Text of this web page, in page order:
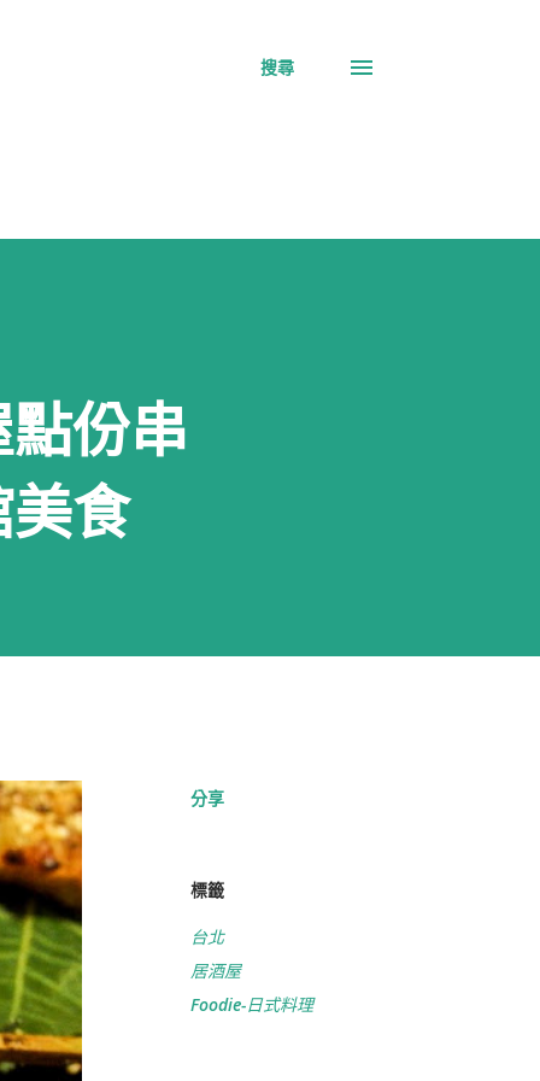
搜尋
份串
食
分享
標籤
台北
居酒屋
Foodie-日式料理